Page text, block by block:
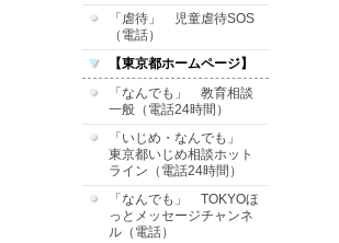
「虐待」 児童虐待SOS
（電話）
【東京都ホームページ】
「なんでも」 教育相談
一般（電話24時間）
「いじめ・なんでも」
東京都いじめ相談ホット
ライン（電話24時間）
「なんでも」 TOKYOほ
っとメッセージチャンネ
ル（電話）